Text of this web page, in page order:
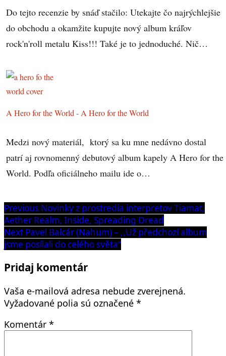
Do tejto recenzie by snáď stačilo: Utekajte čo najrýchlejšie
do obchodu a okamžite kupujte nový album kráľov
rock'n'roll metalu Kiss!!! Také je to jednoduché. Nič…
A Hero for the World - A Hero for the World
Medzi nový materiál, ktorý sa ku mne nedávno dostal
patrí aj rovnomenný debutový album kapely A Hero for the
World. Podľa oficiálneho mailu ide o…
Navigácia
v
článku
Previous Previous
post:
Novinky z prostredia interpretov Tiamat,
Aether Realm, Inside, Spreading Dread
Next Next
post:
Pavel Balcár (Nahum) – ,,Už předchozí album
jsme posílali do celého světa“
Pridaj komentár
Vaša e-mailová adresa nebude zverejnená.
Vyžadované polia sú označené *
Komentár *